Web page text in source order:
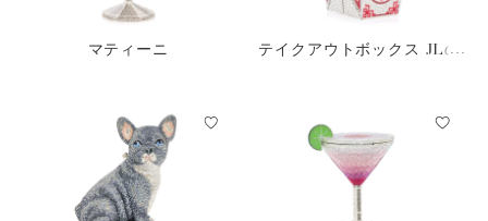
マティーニ
テイクアウトボックス JLの